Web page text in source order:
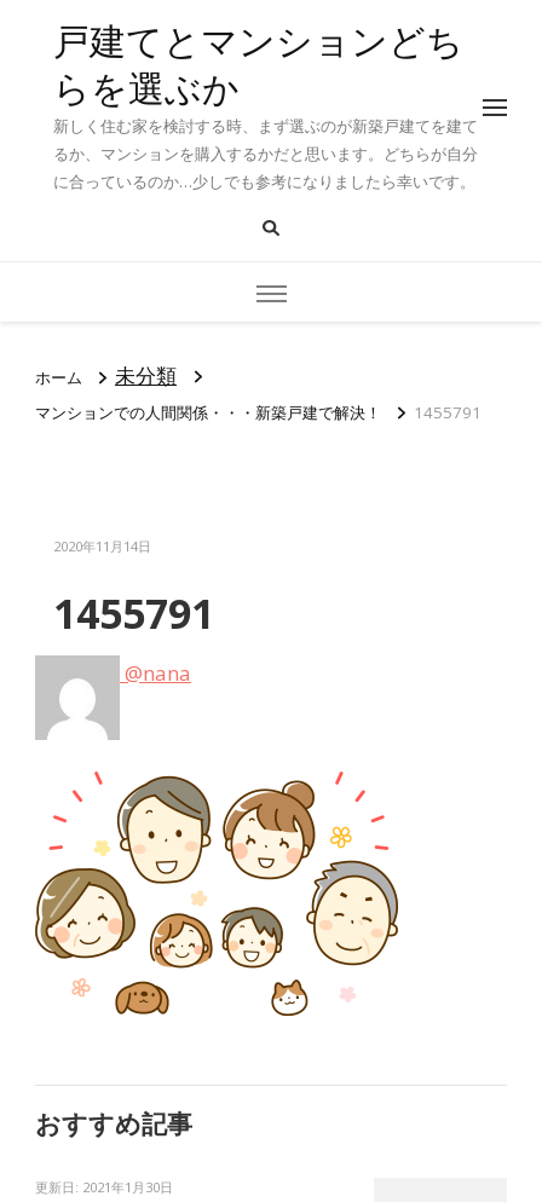
戸建てとマンションどち
らを選ぶか
新しく住む家を検討する時、まず選ぶのが新築戸建てを建て
るか、マンションを購入するかだと思います。どちらが自分
に合っているのか…少しでも参考になりましたら幸いです。
ホーム 未分類
マンションでの人間関係・・・新築戸建で解決！ 1455791
2020年11月14日
1455791
@nana
おすすめ記事
更新日: 2021年1月30日